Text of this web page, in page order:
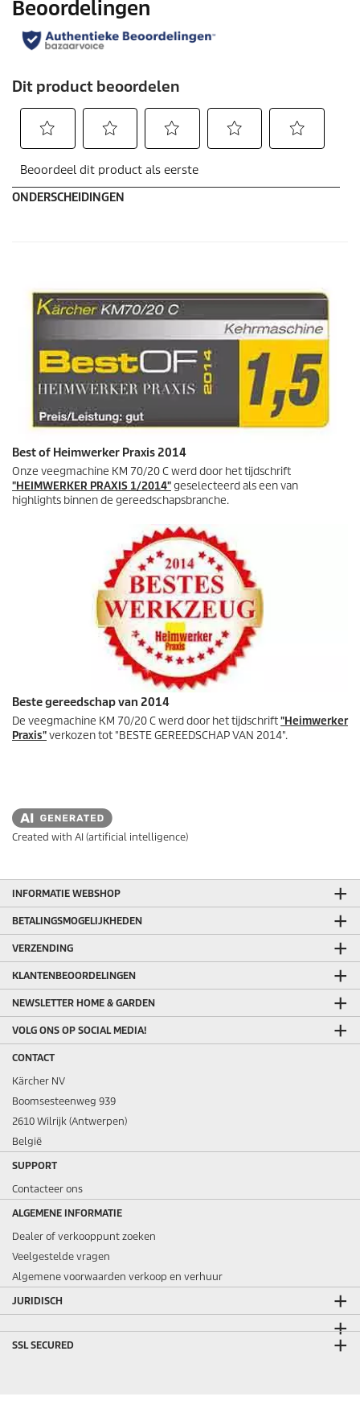
ONDERSCHEIDINGEN
Best of Heimwerker Praxis 2014
Onze veegmachine KM 70/20 C werd door het tijdschrift
"HEIMWERKER PRAXIS 1/2014"geselecteerd als een van
highlights binnen de gereedschapsbranche.
Beste gereedschap van 2014
De veegmachine KM 70/20 C werd door het tijdschrift"Heimwerker
Praxis"verkozen tot "BESTE GEREEDSCHAP VAN 2014".
Created with AI (artificial intelligence)
INFORMATIE WEBSHOP
BETALINGSMOGELIJKHEDEN
VERZENDING
KLANTENBEOORDELINGEN
NEWSLETTER HOME & GARDEN
VOLG ONS OP SOCIAL MEDIA!
CONTACT
Kärcher NV
Boomsesteenweg 939
2610 Wilrijk (Antwerpen)
België
SUPPORT
Contacteer ons
ALGEMENE INFORMATIE
Dealer of verkooppunt zoeken
Veelgestelde vragen
Algemene voorwaarden verkoop en verhuur
JURIDISCH
SSL SECURED